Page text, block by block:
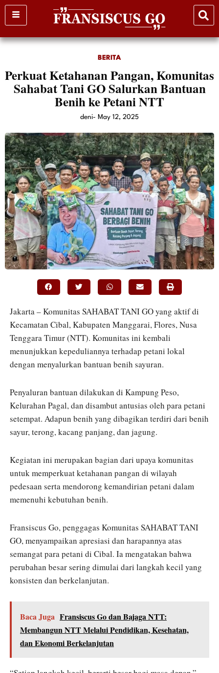
Skip
to
BERITA
Perkuat Ketahanan Pangan, Komunitas
Sahabat Tani GO Salurkan Bantuan
Benih ke Petani NTT
deni- May 12, 2025
Jakarta – Komunitas SAHABAT TANI GO yang aktif di
Kecamatan Cibal, Kabupaten Manggarai, Flores, Nusa
Tenggara Timur (NTT). Komunitas ini kembali
menunjukkan kepeduliannya terhadap petani lokal
dengan menyalurkan bantuan benih sayuran.
Penyaluran bantuan dilakukan di Kampung Peso,
Kelurahan Pagal, dan disambut antusias oleh para petani
setempat. Adapun benih yang dibagikan terdiri dari benih
sayur, terong, kacang panjang, dan jagung.
Kegiatan ini merupakan bagian dari upaya komunitas
untuk memperkuat ketahanan pangan di wilayah
pedesaan serta mendorong kemandirian petani dalam
memenuhi kebutuhan benih.
Fransiscus Go, penggagas Komunitas SAHABAT TANI
GO, menyampaikan apresiasi dan harapannya atas
semangat para petani di Cibal. Ia mengatakan bahwa
perubahan besar sering dimulai dari langkah kecil yang
konsisten dan berkelanjutan.
Baca Juga Fransiscus Go dan Bajaga NTT:
Membangun NTT Melalui Pendidikan, Kesehatan,
dan Ekonomi Berkelanjutan